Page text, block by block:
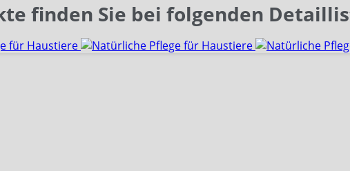
finden Sie bei folgenden